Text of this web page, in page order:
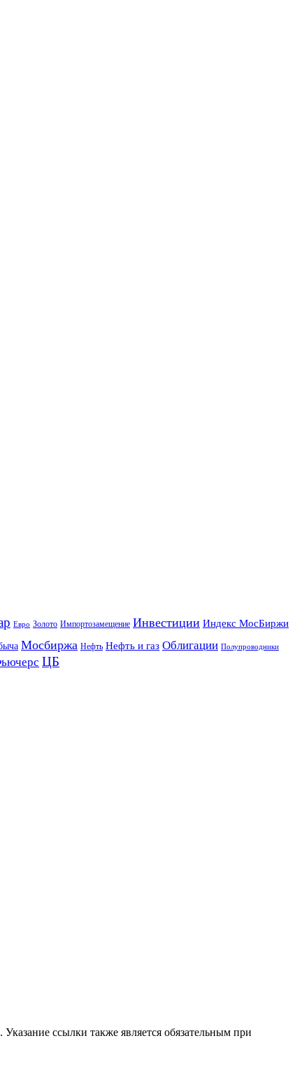
Евро Золото Импортозамещение Инвестиции Индекс МосБиржи
Мосбиржа Нефть Нефть и газ Облигации Полупроводники
ЦБ
ссылки также является обязательным при